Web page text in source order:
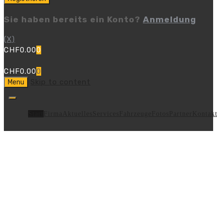
Sie haben bereits ein Konto? Anmeldung
(X)
CHF0.000
CHF0.000
Menu
Kontakt